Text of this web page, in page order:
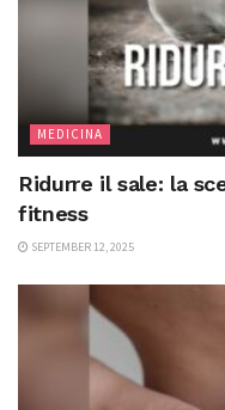
MEDICINA
Ridurre il sale: la
fitness
SEPTEMBER 12, 2025